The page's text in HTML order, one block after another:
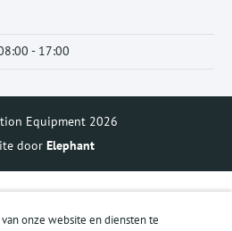
- 17:00
Equipment 2026
door Elephant
onze website en diensten te